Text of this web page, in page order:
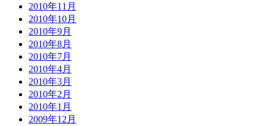
2010年11月
2010年10月
2010年9月
2010年8月
2010年7月
2010年4月
2010年3月
2010年2月
2010年1月
2009年12月